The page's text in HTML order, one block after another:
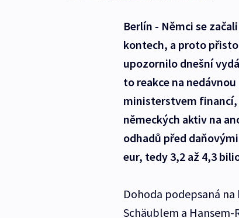
Berlín - Němci se
kontech, a proto
upozornilo dnešní
to reakce na
ministerstvem
německých aktiv na
odhadů před
eur, tedy 3,2 až 4,3
Dohoda podepsaná
Schäublem a